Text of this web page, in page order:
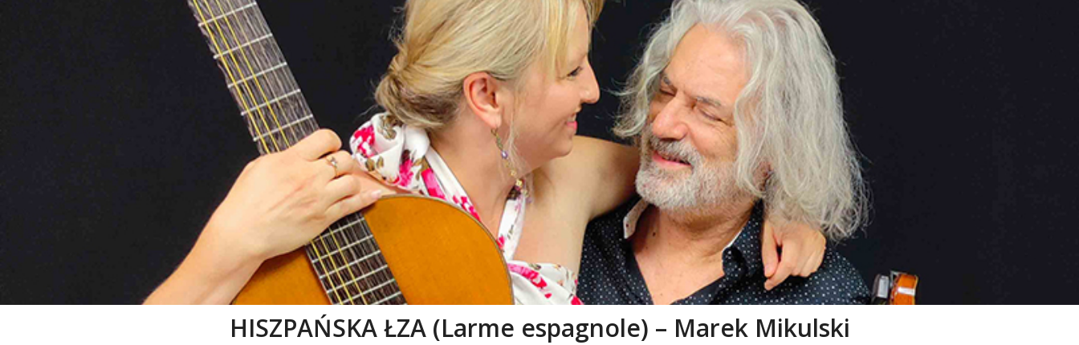
HISZPAŃSKA ŁZA (Larme espagnole) – Marek Mikulski